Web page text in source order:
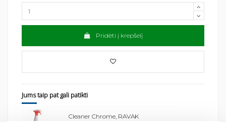
Pridėti į krepšelį
Jums taip pat gali patikti
Cleaner Chrome, RAVAK